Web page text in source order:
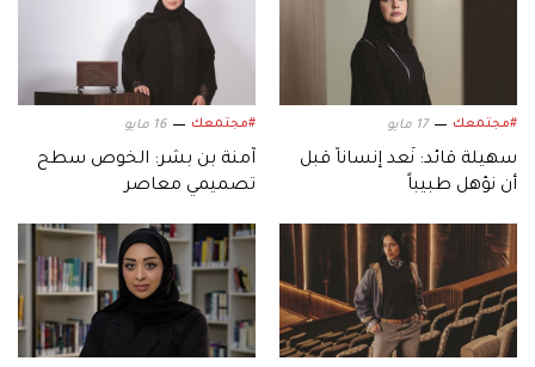
#مجتمعك 17 مايو
سهيلة قائد: نُعد إنساناً قبل
أن نؤهل طبيباً
#مجتمعك 16 مايو
آمنة بن بشر: الخوص سطح
تصميمي معاصر